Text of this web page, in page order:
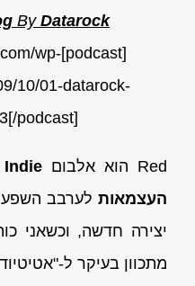
ByDatarock
wp-
10/01-datarock-
podcast]
Red הוא אלבום Indie
העצמאות לערבב
יצירה חדשה, וכשאני
מתכוון בעיקר ל-